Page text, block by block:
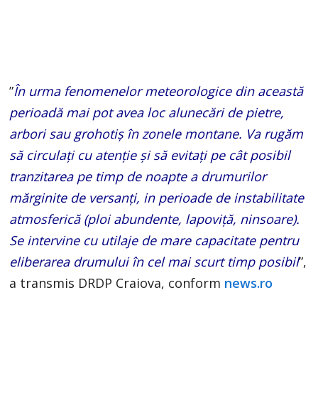
”În urma fenomenelor meteorologice din această
perioadă mai pot avea loc alunecări de pietre,
arbori sau grohotiş în zonele montane. Va rugăm
să circulaţi cu atenţie şi să evitaţi pe cât posibil
tranzitarea pe timp de noapte a drumurilor
mărginite de versanţi, in perioade de instabilitate
atmosferică (ploi abundente, lapoviţă, ninsoare).
Se intervine cu utilaje de mare capacitate pentru
eliberarea drumului în cel mai scurt timp posibil”,
a transmis DRDP Craiova, conform news.ro